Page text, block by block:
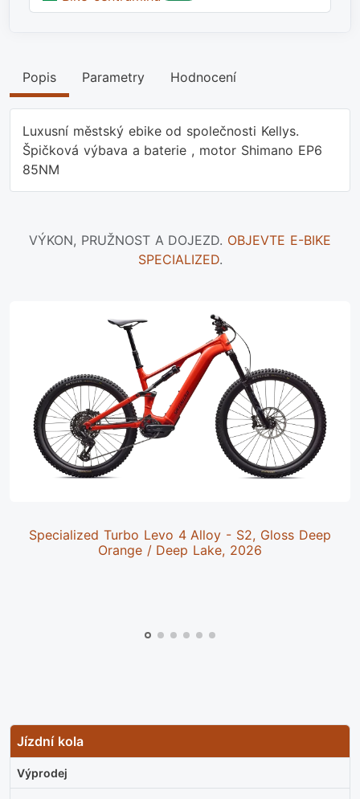
Jízdní kola
Výprodej
Popis Parametry Hodnocení
Luxusní městský ebike od společnosti Kellys.
Špičková výbava a baterie , motor Shimano EP6
85NM
VÝKON, PRUŽNOST A DOJEZD. OBJEVTE E-BIKE
SPECIALIZED.
Specialized Turbo Levo 4 Alloy - S2, Gloss Deep
Orange / Deep Lake, 2026